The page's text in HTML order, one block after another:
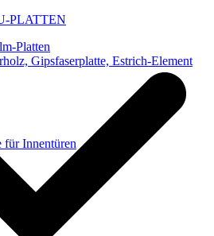
PLATTEN
Platten
Gipsfaserplatte, Estrich-Element
für Innentüren